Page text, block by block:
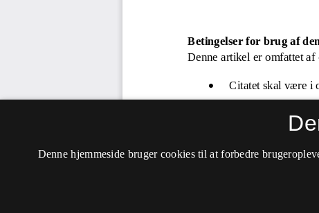
Denne hjemmeside bruger cookies til at forbedre